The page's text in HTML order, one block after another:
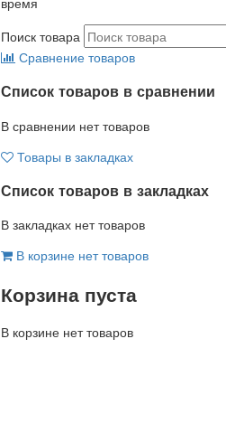
Поиск товара
Сравнение товаров
Список товаров в сравнении
В сравнении нет товаров
Товары в закладках
Список товаров в закладках
В закладках нет товаров
В корзине нет товаров
Корзина пуста
В корзине нет товаров